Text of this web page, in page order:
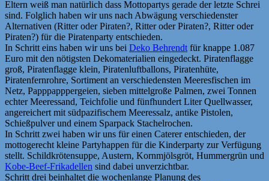
Eltern weiß man natürlich dass Mottopartys gerade der letzte Schrei
sind. Folglich haben wir uns nach Abwägung verschiedenster
Alternativen (Ritter oder Piraten?, Ritter oder Piraten?, Ritter oder
Piraten?) für die Piratenparty entschieden.
In Schritt eins haben wir uns bei Deko Behrendt für knappe 1.087
Euro mit den nötigsten Dekomaterialien eingedeckt. Piratenflagge
groß, Piratenflagge klein, Piratenluftballons, Piratenhüte,
Piratenfernrohre, Sortiment an verschiedensten Meeresfischen im
Netz, Papppapppergeien, sieben mittelgroße Palmen, zwei Tonnen
echter Meeressand, Teichfolie und fünfhundert Liter Quellwasser,
angereichert mit südpazifischem Meeressalz, antike Pistolen,
Schießpulver und einem Sparpack Stachelrochen.
In Schritt zwei haben wir uns für einen Caterer entschieden, der
mottogerecht kleine Partyhappen für die Kinderparty zur Verfügung
stellt. Schildkrötensuppe, Austern, Kornmjölsgröt, Hummergrün und
Kobe-Beef-Frikadellen sind dabei unverzichtbar.
Schritt drei beinhaltet die wochenlange Planung des